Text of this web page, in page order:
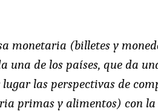
monetaria (billetes y
una de los países, que da
las perspectivas de
primas y alimentos) con